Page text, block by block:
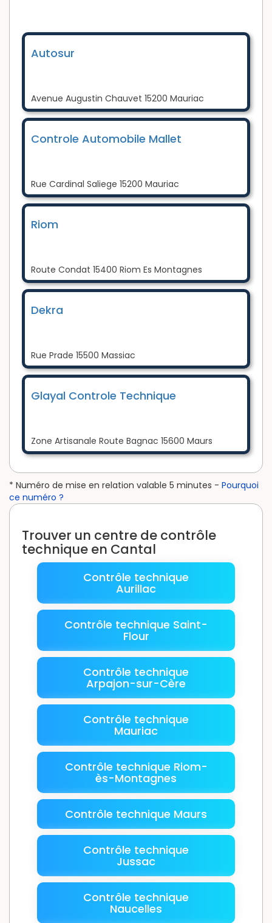
Autosur
Avenue Augustin Chauvet 15200 Mauriac
Controle Automobile Mallet
Rue Cardinal Saliege 15200 Mauriac
Riom
Route Condat 15400 Riom Es Montagnes
Dekra
Rue Prade 15500 Massiac
Glayal Controle Technique
Zone Artisanale Route Bagnac 15600 Maurs
* Numéro de mise en relation valable 5 minutes - Pourquoi
ce numéro ?
Trouver un centre de contrôle
technique en Cantal
Contrôle technique
Aurillac
Contrôle technique Saint-
Flour
Contrôle technique
Arpajon-sur-Cère
Contrôle technique
Mauriac
Contrôle technique Riom-
ès-Montagnes
Contrôle technique Maurs
Contrôle technique
Jussac
Contrôle technique
Naucelles